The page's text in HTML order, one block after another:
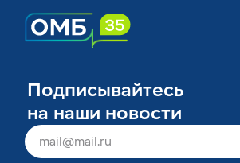
Подписывайтесь
на наши новости